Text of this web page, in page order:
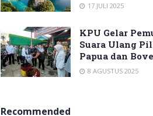
17 JULI 2025
KPU Gelar
Suara Ulang
Papua dan
8 AGUSTUS 2025
Recommended